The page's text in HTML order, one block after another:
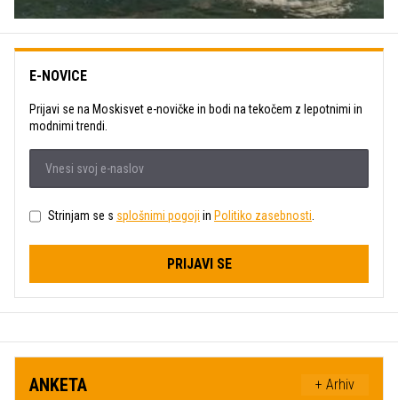
E-NOVICE
Prijavi se na Moskisvet e-novičke in bodi na tekočem z lepotnimi in
modnimi trendi.
Strinjam se s splošnimi pogoji in Politiko zasebnosti.
PRIJAVI SE
ANKETA + Arhiv